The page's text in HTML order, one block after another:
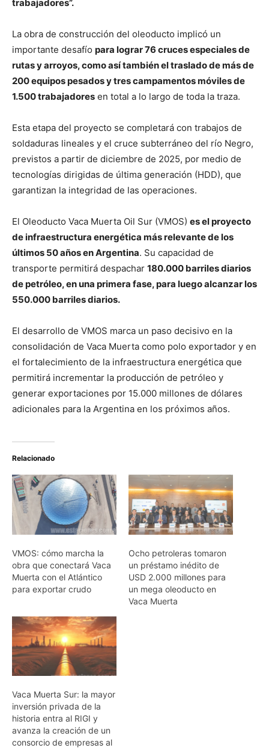
trabajadores”.
La obra de construcción del oleoducto implicó un
importante desafío para lograr 76 cruces especiales de
rutas y arroyos, como así también el traslado de más de
200 equipos pesados y tres campamentos móviles de
1.500 trabajadores en total a lo largo de toda la traza.
Esta etapa del proyecto se completará con trabajos de
soldaduras lineales y el cruce subterráneo del río Negro,
previstos a partir de diciembre de 2025, por medio de
tecnologías dirigidas de última generación (HDD), que
garantizan la integridad de las operaciones.
El Oleoducto Vaca Muerta Oil Sur (VMOS) es el proyecto
de infraestructura energética más relevante de los
últimos 50 años en Argentina. Su capacidad de
transporte permitirá despachar 180.000 barriles diarios
de petróleo, en una primera fase, para luego alcanzar los
550.000 barriles diarios.
El desarrollo de VMOS marca un paso decisivo en la
consolidación de Vaca Muerta como polo exportador y en
el fortalecimiento de la infraestructura energética que
permitirá incrementar la producción de petróleo y
generar exportaciones por 15.000 millones de dólares
adicionales para la Argentina en los próximos años.
Relacionado
VMOS: cómo marcha la
obra que conectará Vaca
Muerta con el Atlántico
para exportar crudo
Ocho petroleras tomaron
un préstamo inédito de
USD 2.000 millones para
un mega oleoducto en
Vaca Muerta
Vaca Muerta Sur: la mayor
inversión privada de la
historia entra al RIGI y
avanza la creación de un
consorcio de empresas al